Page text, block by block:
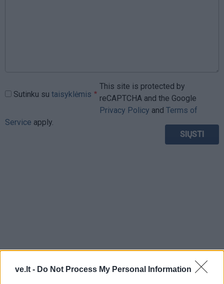
ve.lt - Do Not Process My Personal Information
Sutinku su taisyklėmis
This site is protected by
reCAPTCHA and the Google
Privacy Policy and Terms of
Service apply.